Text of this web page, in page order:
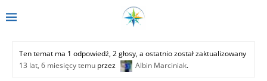
Ten temat ma 1 odpowiedź, 2 głosy, a ostatnio został zaktualizowany
13 lat, 6 miesięcy temu przez Albin Marciniak.